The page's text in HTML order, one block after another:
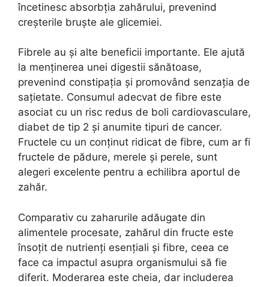
încetinesc absorbția zahărului, prevenind
creșterile bruște ale glicemiei.
Fibrele au și alte beneficii importante. Ele ajută
la menținerea unei digestii sănătoase,
prevenind constipația și promovând senzația de
sațietate. Consumul adecvat de fibre este
asociat cu un risc redus de boli cardiovasculare,
diabet de tip 2 și anumite tipuri de cancer.
Fructele cu un conținut ridicat de fibre, cum ar fi
fructele de pădure, merele și perele, sunt
alegeri excelente pentru a echilibra aportul de
zahăr.
Comparativ cu zaharurile adăugate din
alimentele procesate, zahărul din fructe este
însoțit de nutrienți esențiali și fibre, ceea ce
face ca impactul asupra organismului să fie
diferit. Moderarea este cheia, dar includerea